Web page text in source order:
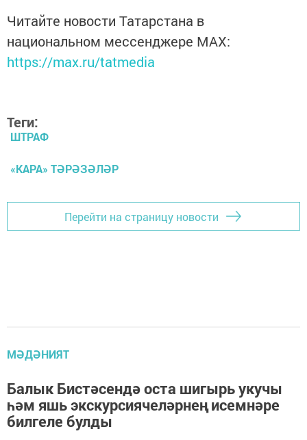
Читайте новости Татарстана в
национальном мессенджере MАХ:
https://max.ru/tatmedia
Теги:
ШТРАФ
«КАРА» ТӘРӘЗӘЛӘР
Перейти на страницу новости
МӘДӘНИЯТ
Балык Бистәсендә оста шигырь укучы
һәм яшь экскурсиячеләрнең исемнәре
билгеле булды